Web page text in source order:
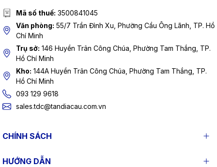
Mã số thuế: 3500841045
Văn phòng: 55/7 Trần Đình Xu, Phường Cầu Ông Lãnh, TP. Hồ
Chí Minh
Trụ sở: 146 Huyền Trân Công Chúa, Phường Tam Thắng, TP.
Hồ Chí Minh
Kho: 144A Huyền Trân Công Chúa, Phường Tam Thắng, TP.
Hồ Chí Minh
093 129 9618
sales.tdc@tandiacau.com.vn
CHÍNH SÁCH
HƯỚNG DẪN